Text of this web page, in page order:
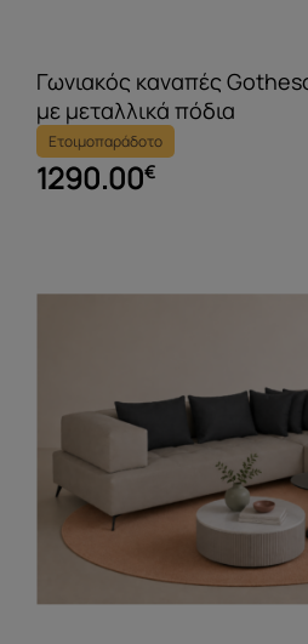
Γωνιακός καναπές
με μεταλλικά πόδια
Ετοιμοπαράδοτο
1290.00€